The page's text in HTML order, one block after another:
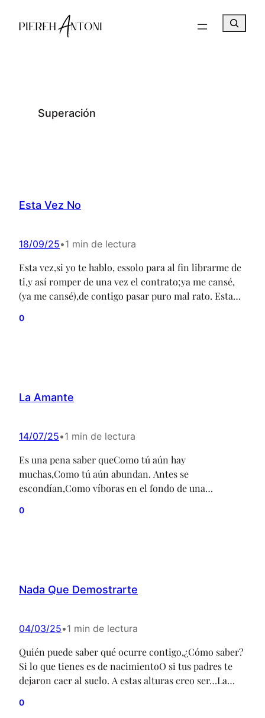
u
Superación
Esta Vez No
18/09/25•1 min de lectura
Esta vez,si yo te hablo, essolo para al fin librarme de
ti,y así romper de una vez el contrato;ya me cansé,
(ya me cansé),de contigo pasar puro mal rato. Esta
no se trata de aún tolerartus cientos de ofensas y
0
La Amante
14/07/25•1 min de lectura
Es una pena saber queComo tú aún hay
muchas,Como tú aún abundan. Antes se
escondían,Como víboras en el fondo de una
HoyLas que son como túLo han perdido todo,Ya ni
0
Nada Que Demostrarte
04/03/25•1 min de lectura
Quién puede saber qué ocurre contigo,¿Cómo saber?
Si lo que tienes es de nacimientoO si tus padres te
dejaron caer al suelo. A estas alturas creo ser…La
¿Qué sentido tendría?Si le tienes más fe al
0